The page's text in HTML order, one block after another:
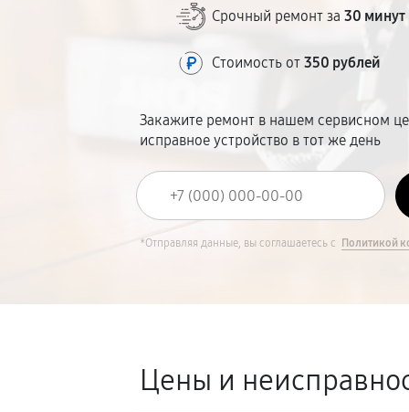
Срочный ремонт за30 минут
Стоимость от350 рублей
Закажите ремонт в нашем сервисном
исправное устройство в тот же день
*Отправляя данные, вы соглашаетесь с Политикой
Цены и